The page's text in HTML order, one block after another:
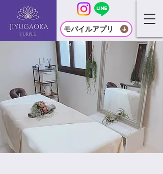
モバイルアプリ